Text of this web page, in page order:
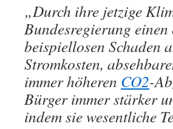
„Durch ihre jetzige
Bundesregierung
beispiellosen Schaden
Stromkosten,
immer höheren CO2-
Bürger immer stärker
indem sie wesentliche